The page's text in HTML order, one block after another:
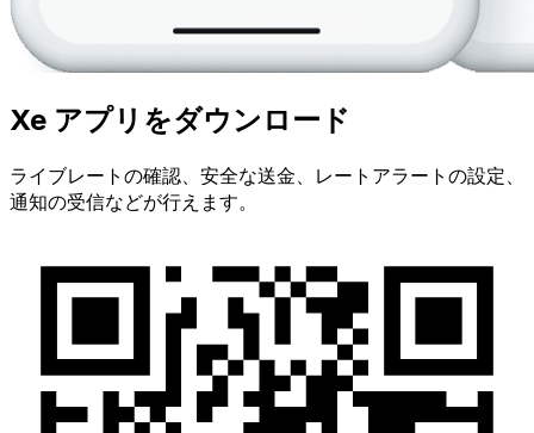
Xe アプリをダウンロード
ライブレートの確認、安全な送金、レートアラートの設定、
通知の受信などが行えます。